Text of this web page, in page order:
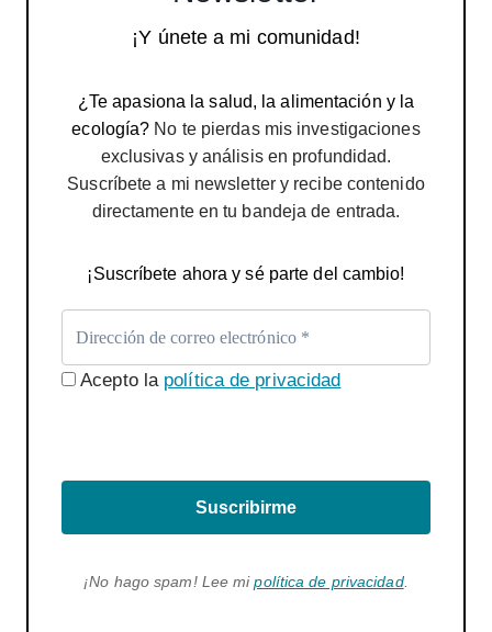
¡Y únete a mi comunidad!
¿Te apasiona la salud, la alimentación y la
ecología? No te pierdas mis investigaciones
exclusivas y análisis en profundidad.
Suscríbete a mi newsletter y recibe contenido
directamente en tu bandeja de entrada.
¡Suscríbete ahora y sé parte del cambio!
Acepto la política de privacidad
Suscribirme
¡No hago spam! Lee mipolítica de privacidad.